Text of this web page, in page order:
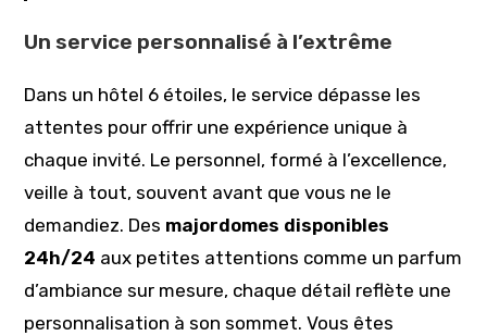
Un service personnalisé à l’extrême
Dans un hôtel 6 étoiles, le service dépasse les
attentes pour offrir une expérience unique à
chaque invité. Le personnel, formé à l’excellence,
veille à tout, souvent avant que vous ne le
demandiez. Des majordomes disponibles
24h/24 aux petites attentions comme un parfum
d’ambiance sur mesure, chaque détail reflète une
personnalisation à son sommet. Vous êtes